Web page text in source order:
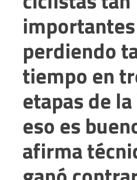
importantes
perdiendo
tiempo en
etapas de
eso es
afirma